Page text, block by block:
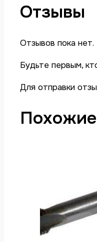
Отзывы
Отзывов пока нет.
Будьте первым,
Для отправки
Похожие